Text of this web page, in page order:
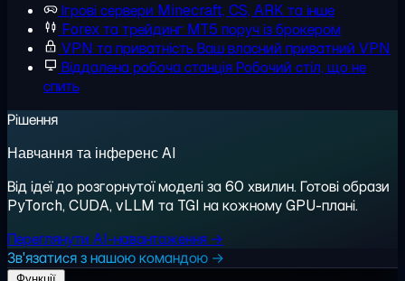
Ігрові сервери Minecraft, CS, ARK та інше
Forex та трейдинг MT5 поруч із брокером
VPN та приватністьВаш власний приватний VPN
Віддалена робоча станціяРобочий стіл, що не
спить
Рішення
Навчання та інференс AI
Від ідеї до розгорнутої моделі за 60 хвилин. Готові образи
PyTorch, CUDA, vLLM та TGI на кожному GPU-плані.
Переглянути AI-навантаження →
Зв'язатися з нашою командою →